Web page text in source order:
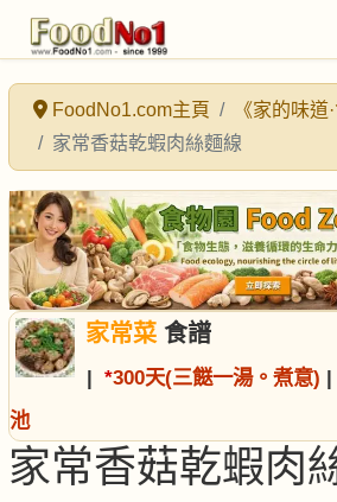
FoodNo1.com主頁 《家的味道
家常香菇乾蝦肉絲麵線
家常菜食譜
| *300天(三餸一湯。煮意) |
池
家常香菇乾蝦肉